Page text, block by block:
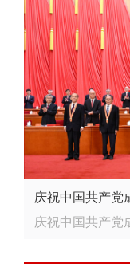
庆祝中国共产党
庆祝中国共产党